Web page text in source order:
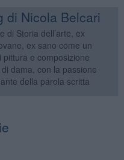
di Nicola Belcari
di Storia dell’arte, ex
ex sano come un
pittura e composizione
dama, con la passione
della parola scritta